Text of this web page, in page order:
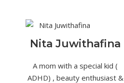
Nita Juwithafina
A mom with a special kid (
ADHD) , beauty enthusiast &